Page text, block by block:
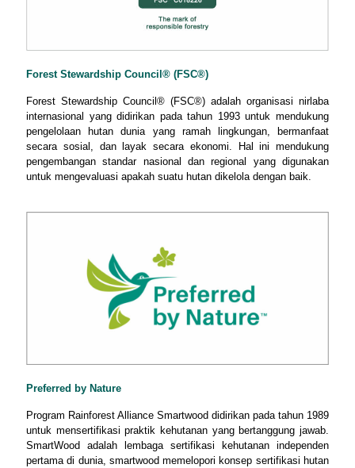
Forest Stewardship Council® (FSC®)
Forest Stewardship Council® (FSC®) adalah organisasi nirlaba
internasional yang didirikan pada tahun 1993 untuk mendukung
pengelolaan hutan dunia yang ramah lingkungan, bermanfaat
secara sosial, dan layak secara ekonomi. Hal ini mendukung
pengembangan standar nasional dan regional yang digunakan
untuk mengevaluasi apakah suatu hutan dikelola dengan baik.
Preferred by Nature
Program Rainforest Alliance Smartwood didirikan pada tahun 1989
untuk mensertifikasi praktik kehutanan yang bertanggung jawab.
SmartWood adalah lembaga sertifikasi kehutanan independen
pertama di dunia, smartwood memelopori konsep sertifikasi hutan